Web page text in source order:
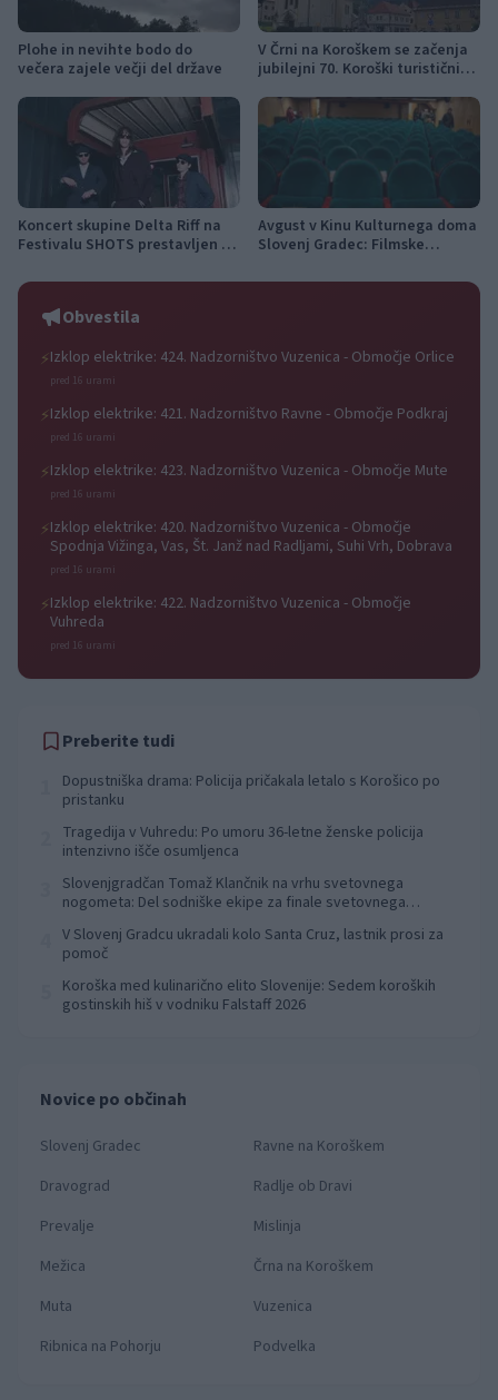
Plohe in nevihte bodo do
večera zajele večji del države
V Črni na Koroškem se začenja
jubilejni 70. Koroški turistični
Koncert skupine Delta Riff na
Festivalu SHOTS prestavljen na
Avgust v Kinu Kulturnega doma
Slovenj Gradec: Filmske
počitniški kino
Obvestila
⚡Izklop elektrike: 424. Nadzorništvo Vuzenica - Območje Orlice
pred 16 urami
⚡Izklop elektrike: 421. Nadzorništvo Ravne - Območje Podkraj
pred 16 urami
⚡Izklop elektrike: 423. Nadzorništvo Vuzenica - Območje Mute
pred 16 urami
⚡Izklop elektrike: 420. Nadzorništvo Vuzenica - Območje
Spodnja Vižinga, Vas, Št. Janž nad Radljami, Suhi Vrh, Dobrava
pred 16 urami
⚡Izklop elektrike: 422. Nadzorništvo Vuzenica - Območje
Vuhreda
pred 16 urami
Preberite tudi
Dopustniška drama: Policija pričakala letalo s Korošico po
pristanku
Tragedija v Vuhredu: Po umoru 36-letne ženske policija
intenzivno išče osumljenca
Slovenjgradčan Tomaž Klančnik na vrhu svetovnega
nogometa: Del sodniške ekipe za finale svetovnega
V Slovenj Gradcu ukradali kolo Santa Cruz, lastnik prosi za
pomoč
Koroška med kulinarično elito Slovenije: Sedem koroških
gostinskih hiš v vodniku Falstaff 2026
Novice po občinah
Slovenj Gradec
Ravne na Koroškem
Dravograd
Radlje ob Dravi
Prevalje
Mislinja
Mežica
Črna na Koroškem
Muta
Vuzenica
Ribnica na Pohorju
Podvelka